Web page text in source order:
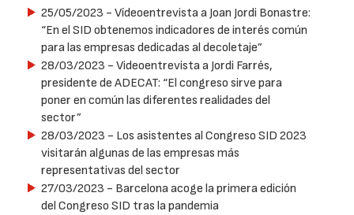
25/05/2023 - Vídeoentrevista a Joan Jordi Bonastre:
“En el SID obtenemos indicadores de interés común
para las empresas dedicadas al decoletaje”
28/03/2023 - Videoentrevista a Jordi Farrés,
presidente de ADECAT: “El congreso sirve para
poner en común las diferentes realidades del
sector”
28/03/2023 - Los asistentes al Congreso SID 2023
visitarán algunas de las empresas más
representativas del sector
27/03/2023 - Barcelona acoge la primera edición
del Congreso SID tras la pandemia